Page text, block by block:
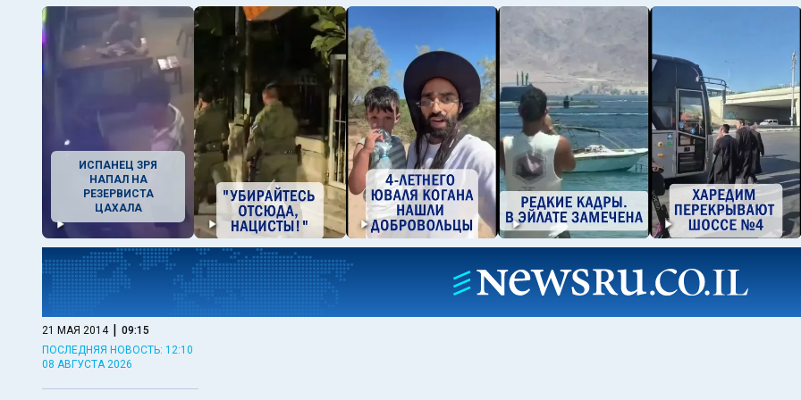
ИСПАНЕЦ ЗРЯ
НАПАЛ НА
РЕЗЕРВИСТА
ЦАХАЛА
21 МАЯ 2014 | 09:15
ПОСЛЕДНЯЯ НОВОСТЬ: 12:10
08 АВГУСТА 2026